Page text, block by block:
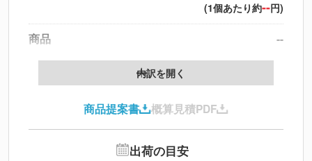
(1個あたり約--円)
商品
--
製版代
印刷代
北海道・沖縄・離島 別途
内訳を開く
商品提案書 概算見積PDF
出荷の目安